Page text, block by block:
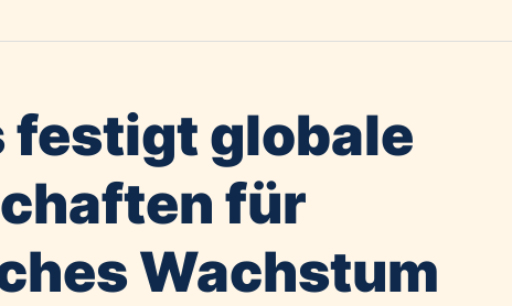
festigt globale
für
Wachstum